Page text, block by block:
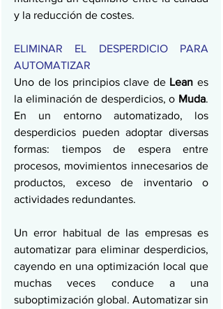
y la reducción de costes.
ELIMINAR EL DESPERDICIO PARA
AUTOMATIZAR
Uno de los principios clave de Lean es
la eliminación de desperdicios, o Muda.
En un entorno automatizado, los
desperdicios pueden adoptar diversas
formas: tiempos de espera entre
procesos, movimientos innecesarios de
productos, exceso de inventario o
actividades redundantes.
Un error habitual de las empresas es
automatizar para eliminar desperdicios,
cayendo en una optimización local que
muchas veces conduce a una
suboptimización global. Automatizar sin